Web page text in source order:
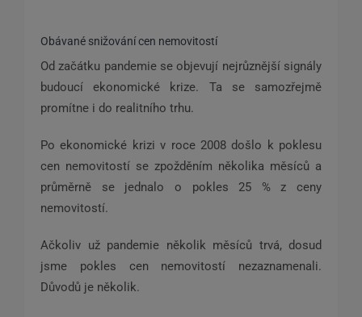
Obávané snižování cen nemovitostí
Od začátku pandemie se objevují nejrůznější signály
budoucí ekonomické krize. Ta se samozřejmě
promítne i do realitního trhu.
Po ekonomické krizi v roce 2008 došlo k poklesu
cen nemovitostí se zpožděním několika měsíců a
průměrně se jednalo o pokles 25 % z ceny
nemovitostí.
Ačkoliv už pandemie několik měsíců trvá, dosud
jsme pokles cen nemovitostí nezaznamenali.
Důvodů je několik.